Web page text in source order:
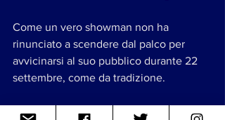
Come un vero showman non ha
rinunciato a scendere dal palco per
avvicinarsi al suo pubblico durante 22
settembre, come da tradizione.
“Epico” è l’aggettivo usato dal